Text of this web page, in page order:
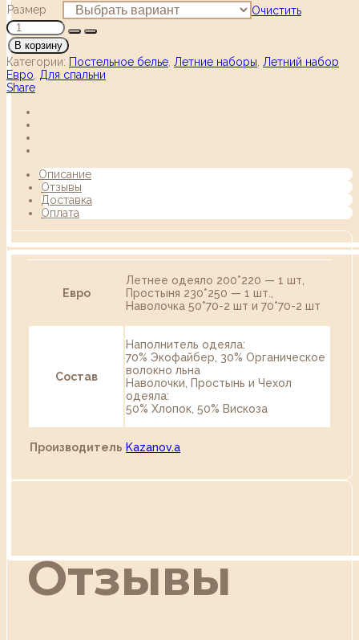
Размер Очистить
В корзину
Категории: Постельное белье Летние наборы Летний набор
Евро
Для спальни
Share
Описание
Отзывы
Доставка
Оплата
Евро
Летнее одеяло 200*220 — 1 шт,
Простыня 230*250 — 1 шт.,
Наволочка 50*70-2 шт и 70*70-2 шт
Состав
Наполнитель одеяла:
70% Экофайбер, 30% Органическое
волокно льна
Наволочки, Простынь и Чехол
одеяла:
50% Хлопок, 50% Вискоза
Производитель Kazanov.a
Отзывы